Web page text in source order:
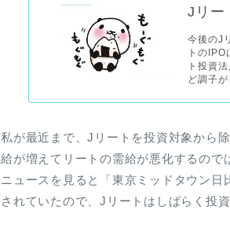
Jリー
今後のJ
トの
ト投資
ど調子
私が最近まで、Jリートを投資対象から
給が増えてリートの需給が悪化するので
ニュースを見ると「東京ミッドタウン
されていたので、Jリートはしばらく投